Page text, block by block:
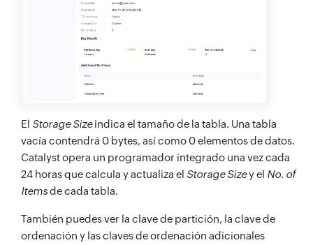
El Storage Sizeindica el tamaño de la tabla. Una tabla
vacía contendrá 0 bytes, así como 0 elementos de datos.
Catalyst opera un programador integrado una vez cada
24 horas que calcula y actualiza el Storage Sizey el No. of
Itemsde cada tabla.
También puedes ver la clave de partición, la clave de
ordenación y las claves de ordenación adicionales